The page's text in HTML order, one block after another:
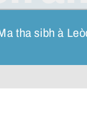
tha sibh à